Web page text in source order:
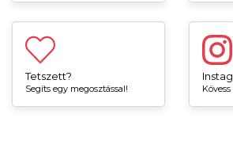
Tetszett?
Segíts egy megosztással!